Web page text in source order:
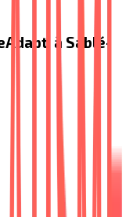
à Sablé-